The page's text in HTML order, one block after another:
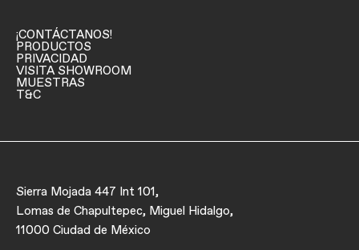
¡CONTÁCTANOS!
PRODUCTOS
PRIVACIDAD
VISITA SHOWROOM
MUESTRAS
T&C
Sierra Mojada 447 Int 101,
Lomas de Chapultepec, Miguel Hidalgo,
11000 Ciudad de México